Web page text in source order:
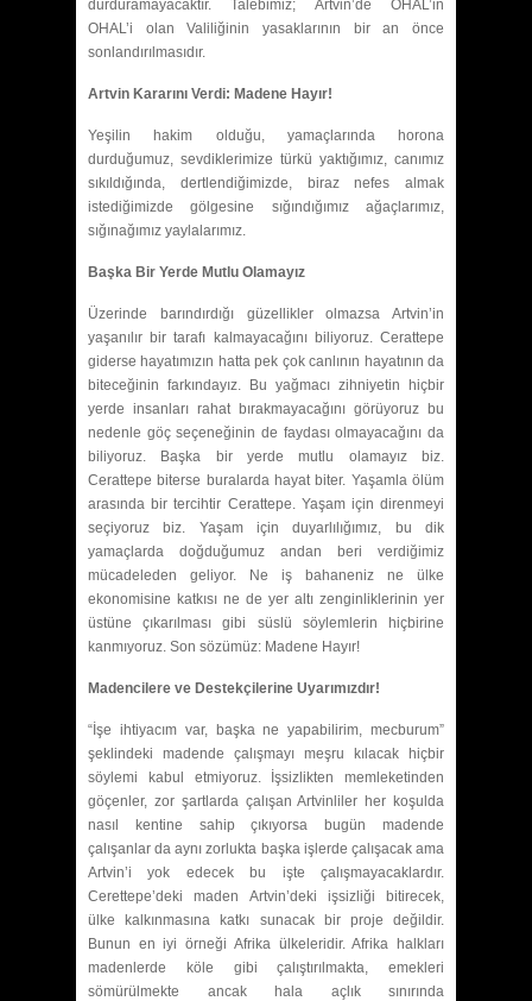
durduramayacaktır. Talebimiz; Artvin’de OHAL’in
OHAL’i olan Valiliğinin yasaklarının bir an önce
sonlandırılmasıdır.
Artvin Kararını Verdi: Madene Hayır!
Yeşilin hakim olduğu, yamaçlarında horona
durduğumuz, sevdiklerimize türkü yaktığımız, canımız
sıkıldığında, dertlendiğimizde, biraz nefes almak
istediğimizde gölgesine sığındığımız ağaçlarımız,
sığınağımız yaylalarımız.
Başka Bir Yerde Mutlu Olamayız
Üzerinde barındırdığı güzellikler olmazsa Artvin’in
yaşanılır bir tarafı kalmayacağını biliyoruz. Cerattepe
giderse hayatımızın hatta pek çok canlının hayatının da
biteceğinin farkındayız. Bu yağmacı zihniyetin hiçbir
yerde insanları rahat bırakmayacağını görüyoruz bu
nedenle göç seçeneğinin de faydası olmayacağını da
biliyoruz. Başka bir yerde mutlu olamayız biz.
Cerattepe biterse buralarda hayat biter. Yaşamla ölüm
arasında bir tercihtir Cerattepe. Yaşam için direnmeyi
seçiyoruz biz. Yaşam için duyarlılığımız, bu dik
yamaçlarda doğduğumuz andan beri verdiğimiz
mücadeleden geliyor. Ne iş bahaneniz ne ülke
ekonomisine katkısı ne de yer altı zenginliklerinin yer
üstüne çıkarılması gibi süslü söylemlerin hiçbirine
kanmıyoruz. Son sözümüz: Madene Hayır!
Madencilere ve Destekçilerine Uyarımızdır!
“İşe ihtiyacım var, başka ne yapabilirim, mecburum”
şeklindeki madende çalışmayı meşru kılacak hiçbir
söylemi kabul etmiyoruz. İşsizlikten memleketinden
göçenler, zor şartlarda çalışan Artvinliler her koşulda
nasıl kentine sahip çıkıyorsa bugün madende
çalışanlar da aynı zorlukta başka işlerde çalışacak ama
Artvin’i yok edecek bu işte çalışmayacaklardır.
Cerettepe’deki maden Artvin’deki işsizliği bitirecek,
ülke kalkınmasına katkı sunacak bir proje değildir.
Bunun en iyi örneği Afrika ülkeleridir. Afrika halkları
madenlerde köle gibi çalıştırılmakta, emekleri
sömürülmekte ancak hala açlık sınırında